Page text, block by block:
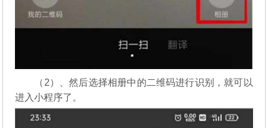
（2）、然后选择相册中的二维码进行识别，就可以
进入小程序了。